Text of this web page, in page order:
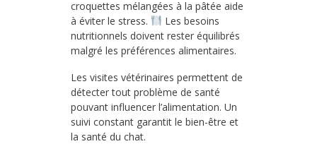
croquettes mélangées à la pâtée aide
à éviter le stress.
Les besoins
nutritionnels doivent rester équilibrés
malgré les préférences alimentaires.
Les visites vétérinaires permettent de
détecter tout problème de santé
pouvant influencer l’alimentation. Un
suivi constant garantit le bien-être et
la santé du chat.